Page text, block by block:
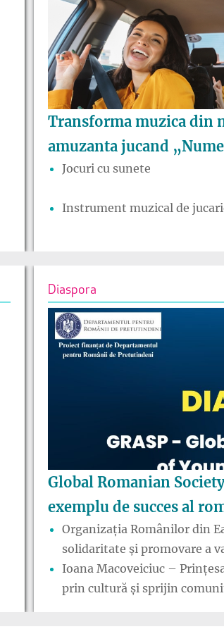
Transforma muzica din
amuzanta jucand
Jocuri cu sunete
Instrument muzical de
Diaspora
Global Romanian
exemplu de succes al
Organizația Românilor din
solidaritate și promovare a
Ioana Macoveiciuc –
prin cultură și sprijin